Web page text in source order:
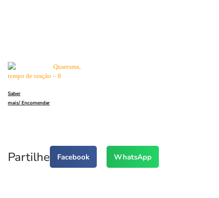
Quaresma,
tempo de oração – 8
Saber
mais/ Encomendar
Partilhe Facebook WhatsApp